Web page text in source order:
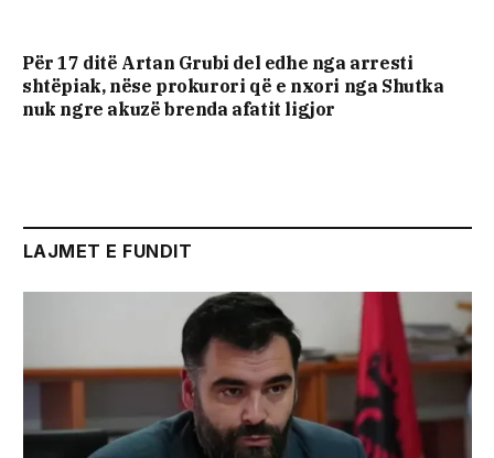
Për 17 ditë Artan Grubi del edhe nga arresti
shtëpiak, nëse prokurori që e nxori nga Shutka
nuk ngre akuzë brenda afatit ligjor
LAJMET E FUNDIT